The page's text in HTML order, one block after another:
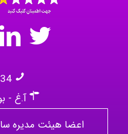
آ.غ -
اعضا هیئت مدیره